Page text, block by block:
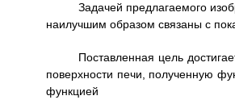
Задачей предлагаемого
наилучшим образом связаны с
Поставленная цель
поверхности печи, полученную